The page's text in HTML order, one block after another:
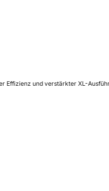
Effizienz und verstärkter XL-